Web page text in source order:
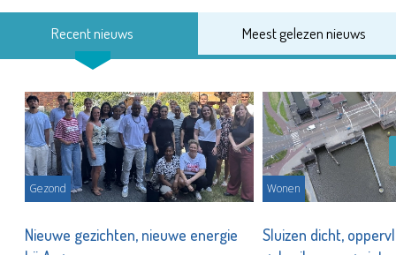
Recent nieuws Meest gelezen nieuws
Gezond
Nieuwe gezichten, nieuwe energie
Wonen
Sluizen dicht,